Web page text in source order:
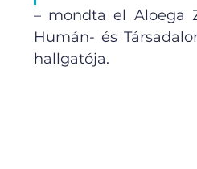
– mondta el Aloega
Humán- és
hallgatója.